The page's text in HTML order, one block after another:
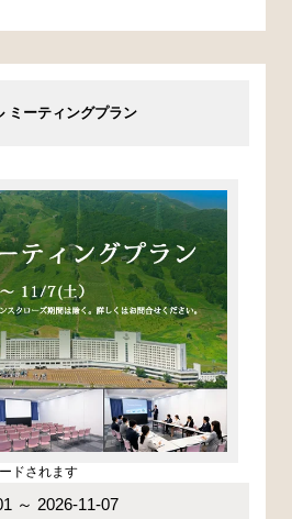
ミーティングプラン
ドされます
～ 2026-11-07